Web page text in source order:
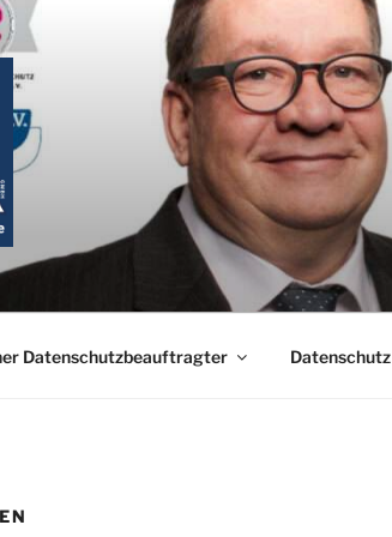
Datenschutzbeauftragter Datenschutz